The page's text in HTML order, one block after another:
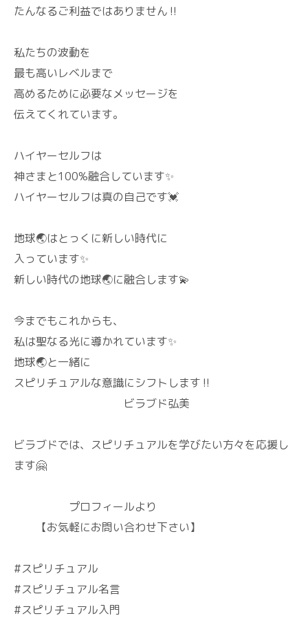
たんなるご利益ではありません‼️
私たちの波動を
最も高いレベルまで
高めるために必要なメッセージを
伝えてくれています。
ハイヤーセルフは
神さまと100%融合しています✨
ハイヤーセルフは真の自己です💓
地球🌏️はとっくに新しい時代に
入っています✨
新しい時代の地球🌏️に融合します💫
今までもこれからも、
私は聖なる光に導かれています✨
地球🌏️と一緒に
スピリチュアルな意識にシフトします‼️
ビラブド弘美
ビラブドでは、スピリチュアルを学びたい方々を応援し
ます🤗
プロフィールより
【お気軽にお問い合わせ下さい】
#スピリチュアル
#スピリチュアル名言
#スピリチュアル入門